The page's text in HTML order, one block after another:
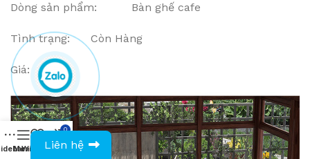
Dòng sản phẩm: Bàn ghế cafe
Tình trạng: Còn Hàng
Giá: VNĐ
MenuWishlistCompare
0
Cart
Liên hệ
0943594386